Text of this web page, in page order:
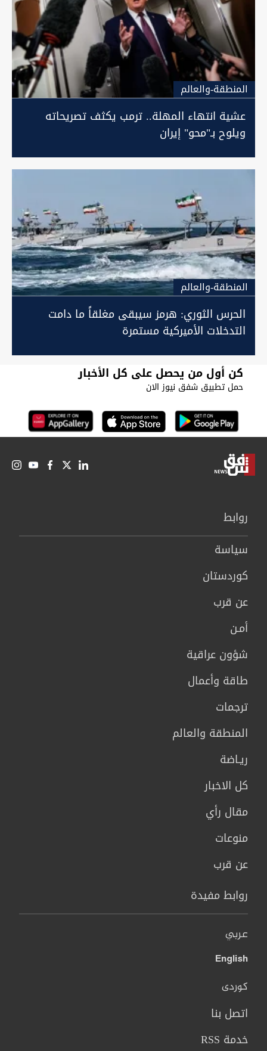
المنطقة-والعالم
عشية انتهاء المهلة.. ترمب يكثف تصريحاته
ويلوح بـ"محو" إيران
المنطقة-والعالم
الحرس الثوري: هرمز سيبقى مغلقاً ما دامت
التدخلات الأميركية مستمرة
كن أول من يحصل على كل الأخبار
حمل تطبيق شفق نيوز الان
روابط
سیاسة
كوردستان
عن قرب
أمـن
شؤون عراقية
طاقة وأعمال
ترجمات
المنطقة والعالم
ريـاضة
كل الاخبار
مقال رأي
منوعات
عن قرب
روابط مفيدة
عربي
English
کوردی
اتصل بنا
خدمة RSS